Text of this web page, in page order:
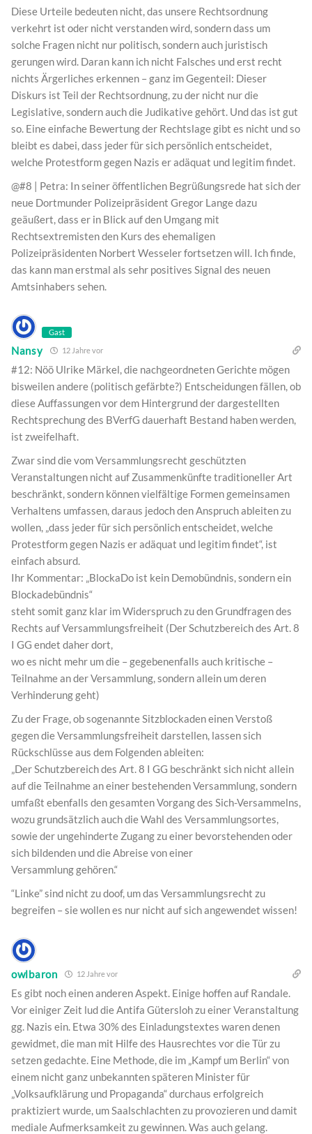
Diese Urteile bedeuten nicht, das unsere Rechtsordnung
verkehrt ist oder nicht verstanden wird, sondern dass um
solche Fragen nicht nur politisch, sondern auch juristisch
gerungen wird. Daran kann ich nicht Falsches und erst recht
nichts Ärgerliches erkennen – ganz im Gegenteil: Dieser
Diskurs ist Teil der Rechtsordnung, zu der nicht nur die
Legislative, sondern auch die Judikative gehört. Und das ist gut
so. Eine einfache Bewertung der Rechtslage gibt es nicht und so
bleibt es dabei, dass jeder für sich persönlich entscheidet,
welche Protestform gegen Nazis er adäquat und legitim findet.
@#8 | Petra: In seiner öffentlichen Begrüßungsrede hat sich der
neue Dortmunder Polizeipräsident Gregor Lange dazu
geäußert, dass er in Blick auf den Umgang mit
Rechtsextremisten den Kurs des ehemaligen
Polizeipräsidenten Norbert Wesseler fortsetzen will. Ich finde,
das kann man erstmal als sehr positives Signal des neuen
Amtsinhabers sehen.
Gast
Nansy 12 Jahre vor
#12: Nöö Ulrike Märkel, die nachgeordneten Gerichte mögen
bisweilen andere (politisch gefärbte?) Entscheidungen fällen, ob
diese Auffassungen vor dem Hintergrund der dargestellten
Rechtsprechung des BVerfG dauerhaft Bestand haben werden,
ist zweifelhaft.
Zwar sind die vom Versammlungsrecht geschützten
Veranstaltungen nicht auf Zusammenkünfte traditioneller Art
beschränkt, sondern können vielfältige Formen gemeinsamen
Verhaltens umfassen, daraus jedoch den Anspruch ableiten zu
wollen, „dass jeder für sich persönlich entscheidet, welche
Protestform gegen Nazis er adäquat und legitim findet“, ist
einfach absurd.
Ihr Kommentar: „BlockaDo ist kein Demobündnis, sondern ein
Blockadebündnis“
steht somit ganz klar im Widerspruch zu den Grundfragen des
Rechts auf Versammlungsfreiheit (Der Schutzbereich des Art. 8
I GG endet daher dort,
wo es nicht mehr um die – gegebenenfalls auch kritische –
Teilnahme an der Versammlung, sondern allein um deren
Verhinderung geht)
Zu der Frage, ob sogenannte Sitzblockaden einen Verstoß
gegen die Versammlungsfreiheit darstellen, lassen sich
Rückschlüsse aus dem Folgenden ableiten:
„Der Schutzbereich des Art. 8 I GG beschränkt sich nicht allein
auf die Teilnahme an einer bestehenden Versammlung, sondern
umfaßt ebenfalls den gesamten Vorgang des Sich-Versammelns,
wozu grundsätzlich auch die Wahl des Versammlungsortes,
sowie der ungehinderte Zugang zu einer bevorstehenden oder
sich bildenden und die Abreise von einer
Versammlung gehören.“
“Linke” sind nicht zu doof, um das Versammlungsrecht zu
begreifen – sie wollen es nur nicht auf sich angewendet wissen!
owlbaron 12 Jahre vor
Es gibt noch einen anderen Aspekt. Einige hoffen auf Randale.
Vor einiger Zeit lud die Antifa Gütersloh zu einer Veranstaltung
gg. Nazis ein. Etwa 30% des Einladungstextes waren denen
gewidmet, die man mit Hilfe des Hausrechtes vor die Tür zu
setzen gedachte. Eine Methode, die im „Kampf um Berlin“ von
einem nicht ganz unbekannten späteren Minister für
„Volksaufklärung und Propaganda“ durchaus erfolgreich
praktiziert wurde, um Saalschlachten zu provozieren und damit
mediale Aufmerksamkeit zu gewinnen. Was auch gelang.